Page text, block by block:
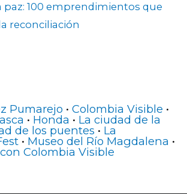
paz: 100 emprendimientos que
reconciliación
Pumarejo • Colombia Visible •
• Honda • La ciudad de la
de los puentes • La
• Museo del Río Magdalena •
Colombia Visible